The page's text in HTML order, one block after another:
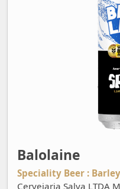
Balolaine
Speciality Beer :
Cervejaria Salva LTDA